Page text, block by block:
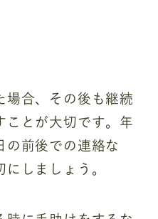
場合、その後も継続
ことが大切です。年
の前後での連絡な
しましょう。